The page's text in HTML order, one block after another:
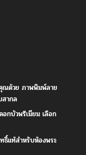
ณด้วย ภาพพิมพ์ลาย
ากล
อกบัวพรีเมียม เลือก
ธิ์แท้สำหรับห้องพระ